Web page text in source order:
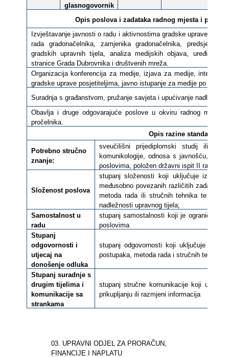
glasnogovornik
Opis poslova i zadataka radnog mjesta i
Izvještavanje javnosti o radu i aktivnostima gradske uprave
rada gradonačelnika, zamjenika gradonačelnika,
gradskih upravnih tijela, analiza medijskih objava, uređivanje
stranice Grada Dubrovnika i društvenih mreža.
Organizacija konferencija za medije, izjava za medije, intervjua,
gradske uprave posjetiteljima, javno istupanje za medije po
Suradnja s građanstvom, pružanje savjeta i upućivanje nadležnim
Obavlja i druge odgovarajuće poslove u okviru radnog
pročelnika.
Opis razine standardnih
Potrebno stručno
znanje:
sveučilišni prijediplomski studij ili
komunikologije, odnosa s javnošću,
poslovima, položen državni ispit II razine,
Složenost poslova
stupanj složenosti koji uključuje
međusobno povezanih različitih zadaća u
metoda rada ili stručnih tehnika te
nadležnosti upravnog tijela;
Samostalnost u
radu
stupanj samostalnosti koji je ograničen
poslovima
Stupanj
odgovornosti i
utjecaj na
donošenje odluka
stupanj odgovornosti koji uključuje
postupaka, metoda rada i stručnih tehnika
Stupanj suradnje s
drugim tijelima i
komunikacije sa
strankama
stupanj stručne komunikacije koji
prikupljanju ili razmjeni informacija
03. UPRAVNI ODJEL ZA PRORAČUN,
FINANCIJE I NAPLATU